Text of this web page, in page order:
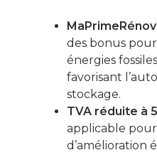
des bonus
énergies
favorisant
stockage.
TVA réduite à
applicable
d’amélioration